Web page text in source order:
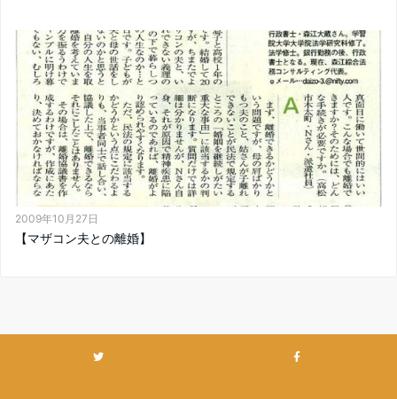
2009年10月27日
【マザコン夫との離婚】